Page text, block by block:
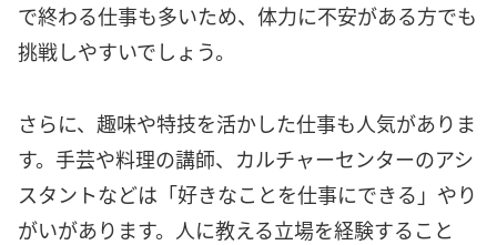
で終わる仕事も多いため、体力に不安がある方でも
挑戦しやすいでしょう。
さらに、趣味や特技を活かした仕事も人気がありま
す。手芸や料理の講師、カルチャーセンターのアシ
スタントなどは「好きなことを仕事にできる」やり
がいがあります。人に教える立場を経験すること